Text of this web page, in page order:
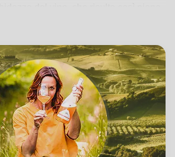
fresco e sapido. Equilibrato e di
del prodotto →